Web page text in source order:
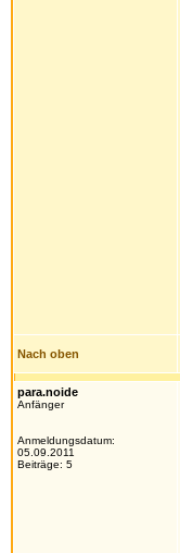
Nach oben
para.noide
Anfänger
Anmeldungsdatum:
05.09.2011
Beiträge: 5